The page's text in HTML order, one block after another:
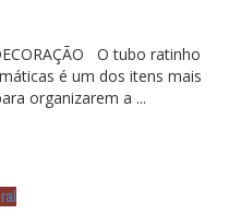
O tubo ratinho
é um dos itens mais
organizarem a ...